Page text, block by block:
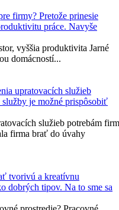
firmy? Pretože prinesie
práce. Navyše
vyššia produktivita Jarné
domácností...
upratovacích služieb
je možné prispôsobiť
služieb potrebám
firma brať do úvahy
tvorivú a kreatívnu
dobrých tipov. Na to sme sa